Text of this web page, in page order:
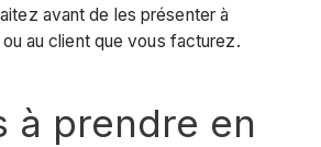
avant de les présenter à
au client que vous facturez.
à prendre en